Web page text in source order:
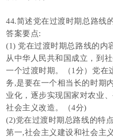
44.简述党在过渡时期总路线
答案要点:
(1) 党在过渡时期总路线的内
从中华人民共和国成立，到
一个过渡时期。
（1分） 党在
务,是要在一个相当长的时期
业化，逐步实现国家对农业
社会主义改造。
（4分)
(2)党在过渡时期总路线的特
第一,社会主义建设和社会主